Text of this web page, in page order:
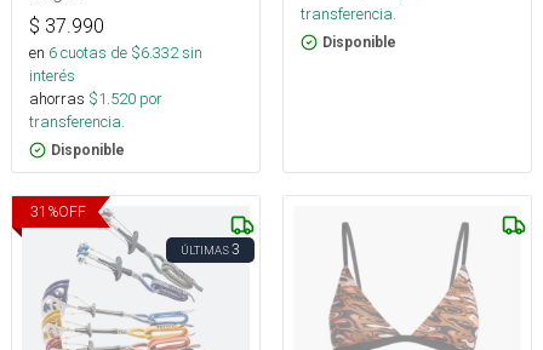
$ 37.990
en 6cuotas de $6.332sin
interés
ahorras $1.520 por
transferencia.
Disponible
transferencia.
Disponible
31 %OFF
ÚLTIMAS3